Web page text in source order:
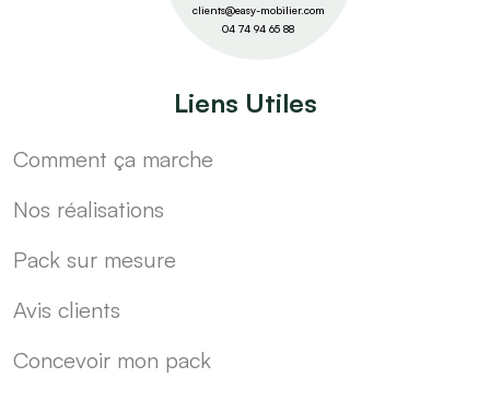
clients@easy-mobilier.com
04 74 94 65 88
Liens Utiles
Comment ça marche
Nos réalisations
Pack sur mesure
Avis clients
Concevoir mon pack